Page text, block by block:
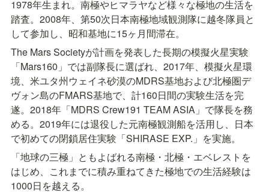
1978年生まれ。南極やヒマラヤなど様々な極地の生活を
踏査。2008年、第50次日本南極地域観測隊に越冬隊員と
して参加し、昭和基地に15ヶ月間滞在。
The Mars Societyが計画を発表した長期の模擬火星実験
「Mars160」では副隊長に選ばれ、2017年、模擬火星環
境、米ユタ州ウェイネ砂漠のMDRS基地および北極圏デ
ヴォン島のFMARS基地で、計160日間の実験生活を完
遂。2018年「MDRS Crew191 TEAM ASIA」で隊長を務
める。2019年には退役した元南極観測船を活用し、日本
で初めての閉鎖居住実験「SHIRASE EXP.」を実施。
「地球の三極」ともよばれる南極・北極・エベレストを
はじめ、これまでに積み重ねてきた極地での生活経験は
1000日を越える。